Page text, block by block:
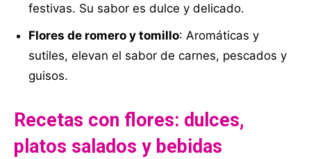
festivas. Su sabor es dulce y delicado.
Flores de romero y tomillo: Aromáticas y
sutiles, elevan el sabor de carnes, pescados y
guisos.
Recetas con flores: dulces,
platos salados y bebidas